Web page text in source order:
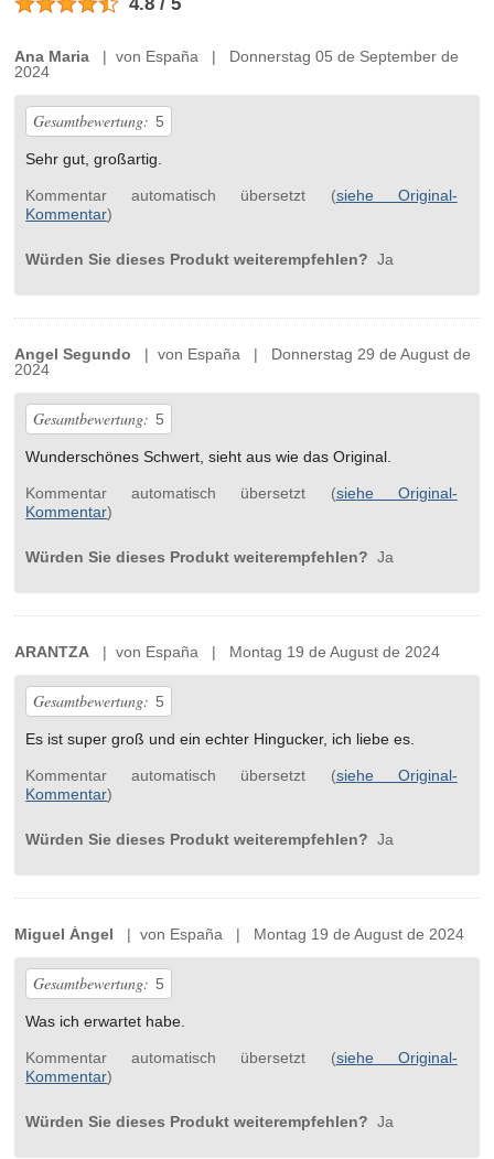
Ana Maria | von España | Donnerstag 05 de September de
2024
Gesamtbewertung: 5
Sehr gut, großartig.
Kommentar automatisch übersetzt (siehe Original-
Kommentar)
Würden Sie dieses Produkt weiterempfehlen? Ja
Angel Segundo | von España | Donnerstag 29 de August de
2024
Gesamtbewertung: 5
Wunderschönes Schwert, sieht aus wie das Original.
Kommentar automatisch übersetzt (siehe Original-
Kommentar)
Würden Sie dieses Produkt weiterempfehlen? Ja
ARANTZA | von España | Montag 19 de August de 2024
Gesamtbewertung: 5
Es ist super groß und ein echter Hingucker, ich liebe es.
Kommentar automatisch übersetzt (siehe Original-
Kommentar)
Würden Sie dieses Produkt weiterempfehlen? Ja
Miguel Ángel | von España | Montag 19 de August de 2024
Gesamtbewertung: 5
Was ich erwartet habe.
Kommentar automatisch übersetzt (siehe Original-
Kommentar)
Würden Sie dieses Produkt weiterempfehlen? Ja